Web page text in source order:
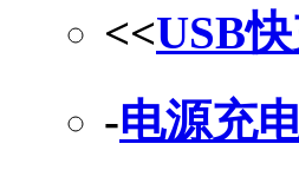
<<USB
-电源充